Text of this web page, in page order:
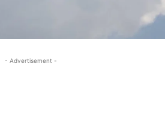
- Advertisement -